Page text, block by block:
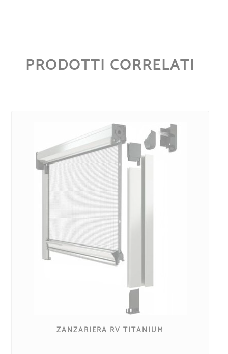
PRODOTTI CORRELATI
ZANZARIERA RV TITANIUM